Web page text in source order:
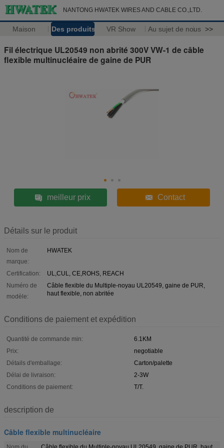
NANTONG HWATEK WIRES AND CABLE CO.,LTD.
Maison Des produits VR Show Au sujet de nous >>
Fil électrique UL20549 non abrité 300V VW-1 de câble
flexible multinucléaire de gaine de PUR
meilleur prix Contact
Détails sur le produit
Nom de
marque:
HWATEK
Certification:
UL,CUL, CE,ROHS, REACH
Numéro de
modèle:
Câble flexible du Multiple-noyau UL20549, gaine de PUR,
haut flexible, non abritée
Conditions de paiement et expédition
Quantité de commande min:
6.1KM
Prix:
negotiable
Détails d'emballage:
Carton/palette
Délai de livraison:
2-3W
Conditions de paiement:
T/T.
description de
Câble flexible multinucléaire